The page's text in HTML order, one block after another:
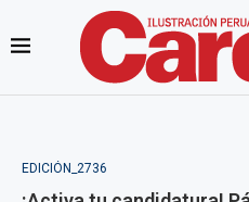
EDICIÓN_2736